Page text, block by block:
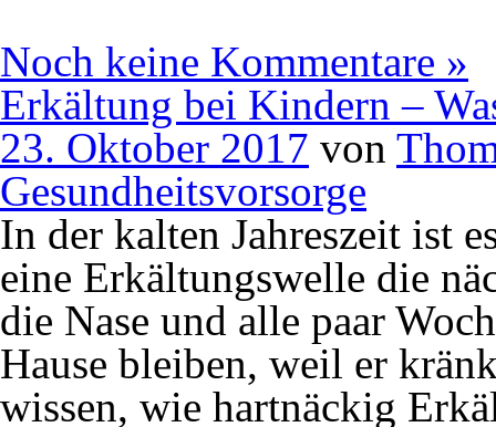
Noch keine Kommentare »
Erkältung bei Kindern –
23. Oktober 2017 von
Gesundheitsvorsorge
In der kalten Jahreszeit ist
eine Erkältungswelle die
die Nase und alle paar
Hause bleiben, weil er
wissen, wie hartnäckig